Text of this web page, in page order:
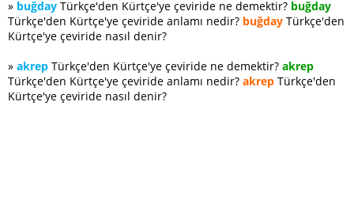
» buğday Türkçe'den Kürtçe'ye çeviride ne demektir? buğday
Türkçe'den Kürtçe'ye çeviride anlamı nedir? buğday Türkçe'den
Kürtçe'ye çeviride nasıl denir?
» akrep Türkçe'den Kürtçe'ye çeviride ne demektir? akrep
Türkçe'den Kürtçe'ye çeviride anlamı nedir? akrep Türkçe'den
Kürtçe'ye çeviride nasıl denir?